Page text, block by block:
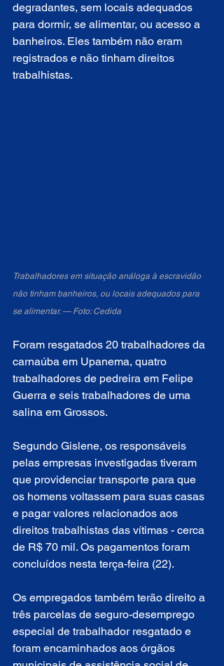
degradantes, sem locais adequados
para dormir, se alimentar, ou acesso a
banheiros. Eles também não eram
registrados e não tinham direitos
trabalhistas.
Trabalhadores em situação análoga à escravidão
não tinham banheiros, ou locais adequados para
se alimentar. — Foto: Cedida
Foram resgatados 20 trabalhadores da
carnaúba em Upanema, quatro
trabalhadores de pedreira em Felipe
Guerra e seis trabalhadores de uma
salina em Grossos.
Segundo Gislene, os responsáveis
pelas empresas investigadas tiveram
que providenciar transporte para que
os homens voltassem para suas casas
e pagar valores relacionados aos
direitos trabalhistas das vítimas - cerca
de R$ 70 mil. Os pagamentos foram
concluídos nesta terça-feira (22).
Os empregados também terão direito a
três parcelas de seguro-desemprego
especial de trabalhador resgatado e
foram encaminhados aos órgãos